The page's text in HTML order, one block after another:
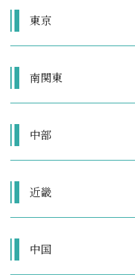
東京
南関東
中部
近畿
中国